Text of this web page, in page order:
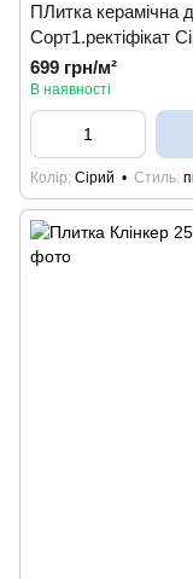
ПЛитка керамічна
Сорт1.ректiфiкат
699 грн/м²
В наявності
Колір Сірий Стиль